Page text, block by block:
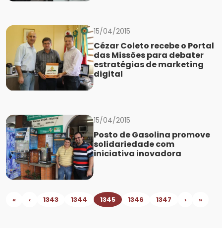
15/04/2015
Cézar Coleto recebe o Portal
das Missões para debater
estratégias de marketing
digital
15/04/2015
Posto de Gasolina promove
solidariedade com
iniciativa inovadora
« ‹ 1343 1344 1345 1346 1347 › »